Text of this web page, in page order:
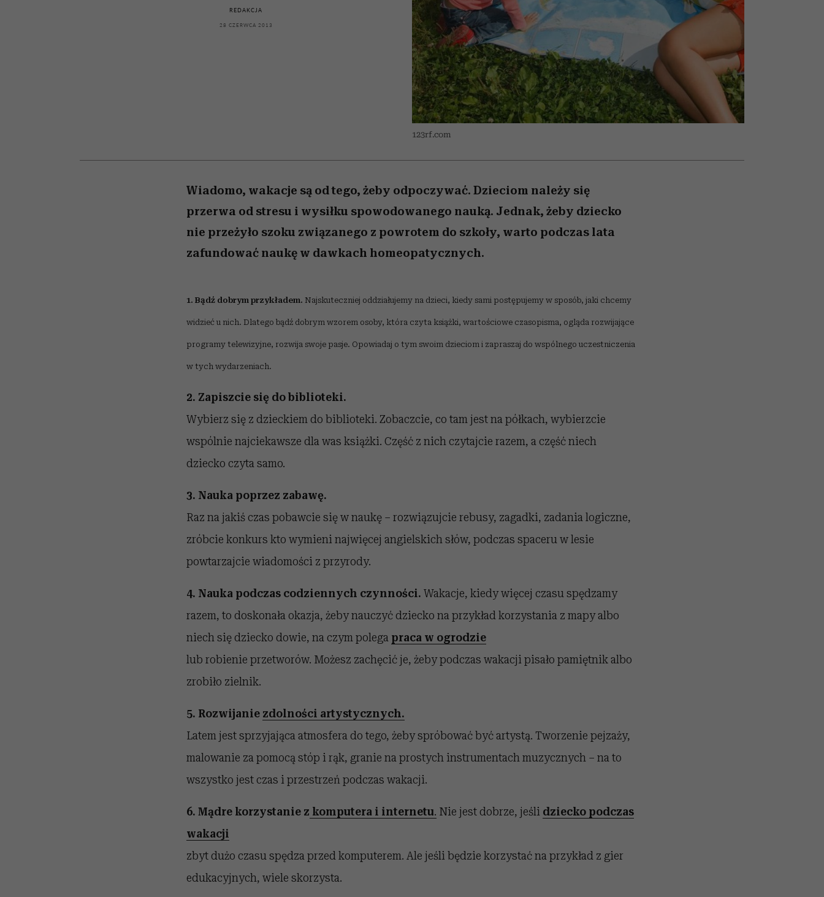
reaktywny”
odc. 7]
REDAKCJA
28 CZERWCA 2013
123rf.com
Wiadomo, wakacje są od tego, żeby odpoczywać. Dzieciom należy się
przerwa od stresu i wysiłku spowodowanego nauką. Jednak, żeby dziecko
nie przeżyło szoku związanego z powrotem do szkoły, warto podczas lata
zafundować naukę w dawkach homeopatycznych.
1. Bądź dobrym przykładem. Najskuteczniej oddziałujemy na dzieci, kiedy sami postępujemy w sposób, jaki chcemy
widzieć u nich. Dlatego bądź dobrym wzorem osoby, która czyta książki, wartościowe czasopisma, ogląda rozwijające
programy telewizyjne, rozwija swoje pasje. Opowiadaj o tym swoim dzieciom i zapraszaj do wspólnego uczestniczenia
w tych wydarzeniach.
2. Zapiszcie się do biblioteki.
Wybierz się z dzieckiem do biblioteki. Zobaczcie, co tam jest na półkach, wybierzcie
wspólnie najciekawsze dla was książki. Część z nich czytajcie razem, a część niech
dziecko czyta samo.
3. Nauka poprzez zabawę.
Raz na jakiś czas pobawcie się w naukę – rozwiązujcie rebusy, zagadki, zadania logiczne,
zróbcie konkurs kto wymieni najwięcej angielskich słów, podczas spaceru w lesie
powtarzajcie wiadomości z przyrody.
4. Nauka podczas codziennych czynności. Wakacje, kiedy więcej czasu spędzamy
razem, to doskonała okazja, żeby nauczyć dziecko na przykład korzystania z mapy albo
niech się dziecko dowie, na czym polega praca w ogrodzie
lub robienie przetworów. Możesz zachęcić je, żeby podczas wakacji pisało pamiętnik albo
zrobiło zielnik.
5. Rozwijanie zdolności artystycznych.
Latem jest sprzyjająca atmosfera do tego, żeby spróbować być artystą. Tworzenie pejzaży,
malowanie za pomocą stóp i rąk, granie na prostych instrumentach muzycznych – na to
wszystko jest czas i przestrzeń podczas wakacji.
6. Mądre korzystanie z komputera i internetu. Nie jest dobrze, jeśli dziecko podczas
wakacji
zbyt dużo czasu spędza przed komputerem. Ale jeśli będzie korzystać na przykład z gier
edukacyjnych, wiele skorzysta.